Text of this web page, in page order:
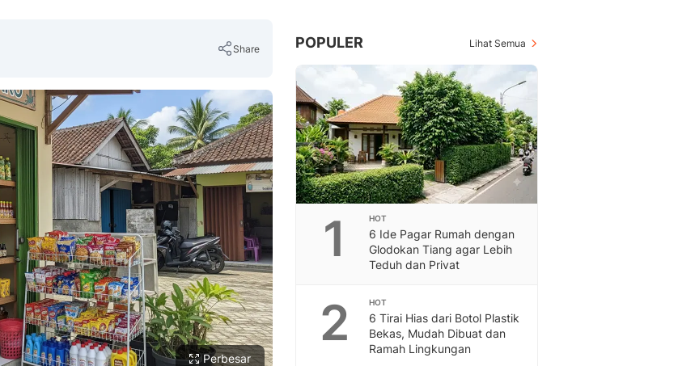
Share
Copy Link
Perbesar
POPULER Lihat Semua
1 HOT
6 Ide Pagar Rumah dengan
Glodokan Tiang agar Lebih
Teduh dan Privat
2 HOT
6 Tirai Hias dari Botol Plastik
Bekas, Mudah Dibuat dan
Ramah Lingkungan